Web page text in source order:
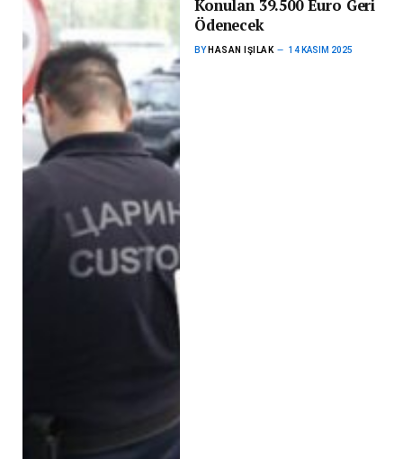
Konulan 39.500 Euro Geri
Ödenecek
BY HASAN IŞILAK 14 KASIM 2025